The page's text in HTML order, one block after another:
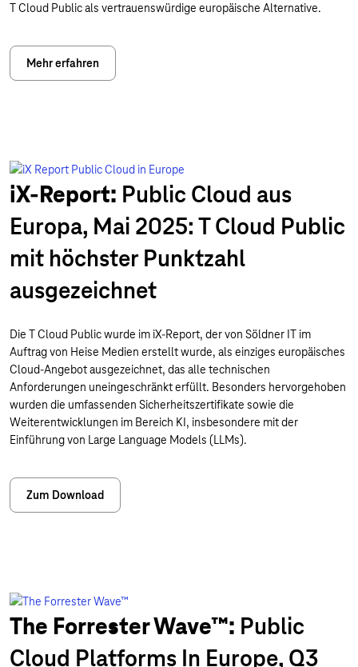
T Cloud Public als vertrauenswürdige europäische Alternative.
Mehr erfahren
iX-Report: Public Cloud aus
Europa, Mai 2025: T Cloud Public
mit höchster Punktzahl
ausgezeichnet
Die T Cloud Public wurde im iX-Report, der von Söldner IT im
Auftrag von Heise Medien erstellt wurde, als einziges europäisches
Cloud-Angebot ausgezeichnet, das alle technischen
Anforderungen uneingeschränkt erfüllt. Besonders hervorgehoben
wurden die umfassenden Sicherheitszertifikate sowie die
Weiterentwicklungen im Bereich KI, insbesondere mit der
Einführung von Large Language Models (LLMs).
Zum Download
The Forrester Wave™: Public
Cloud Platforms In Europe, Q3